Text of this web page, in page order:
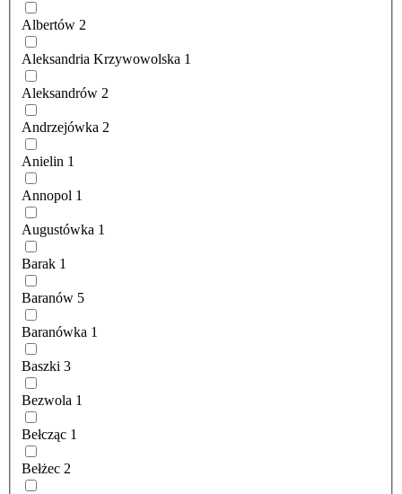
Albertów 2
Aleksandria Krzywowolska 1
Aleksandrów 2
Andrzejówka 2
Anielin 1
Annopol 1
Augustówka 1
Barak 1
Baranów 5
Baranówka 1
Baszki 3
Bezwola 1
Bełcząc 1
Bełżec 2